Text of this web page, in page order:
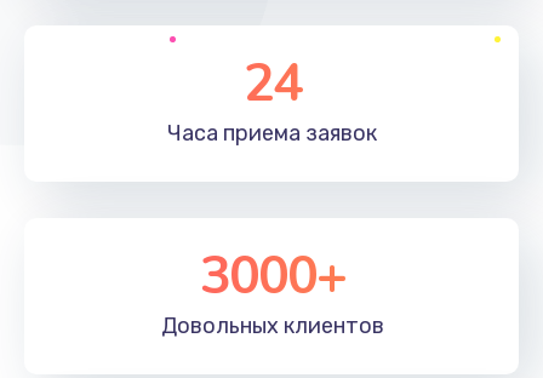
Заказать
Замена микросхемы зарядки
1100 руб.
1100 руб.
24
Часа приема заявок
3000+
Довольных клиентов